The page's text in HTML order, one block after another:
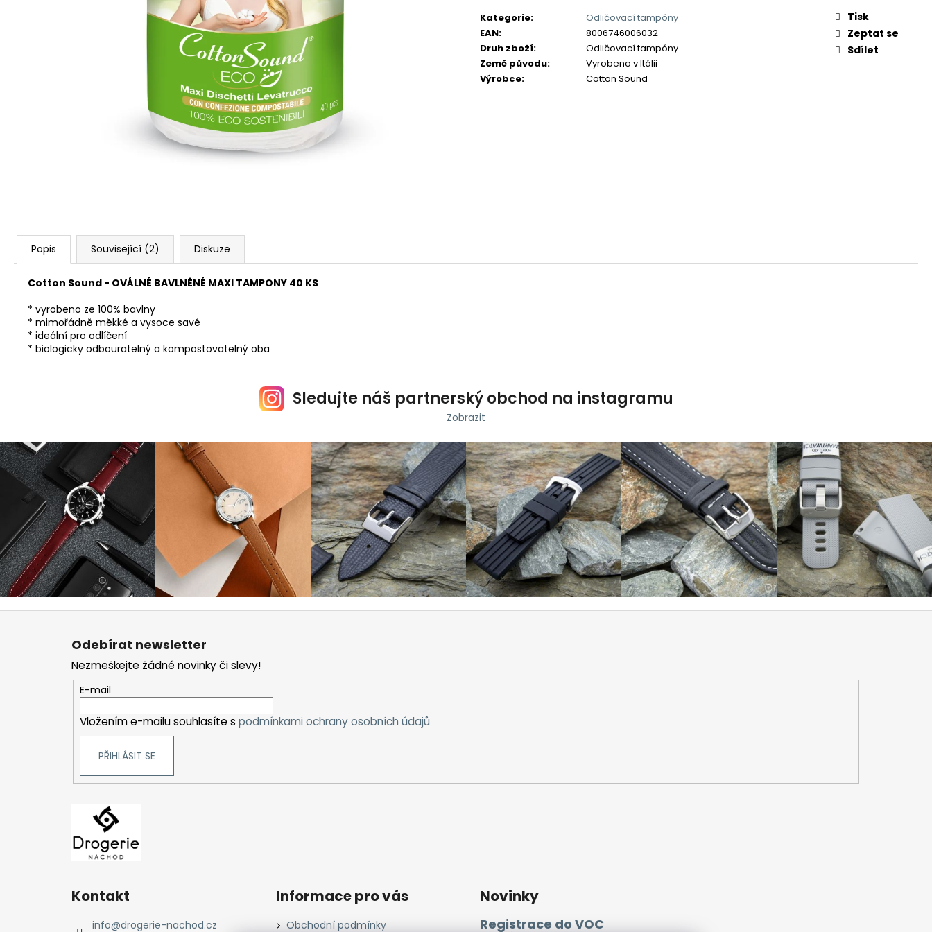
cena:
Kategorie:
Odličovací tampóny
EAN:
8006746006032
Druh zboží:
Odličovací tampóny
Země původu:
Vyrobeno v Itálii
Výrobce: Cotton Sound
Tisk
Zeptat se
Sdílet
Popis Související (2) Diskuze
Cotton Sound - OVÁLNÉ BAVLNĚNÉ MAXI TAMPONY 40 KS
* vyrobeno ze 100% bavlny
* mimořádně měkké a vysoce savé
* ideální pro odlíčení
* biologicky odbouratelný a kompostovatelný oba
Sledujte náš partnerský obchod na instagramu
Zobrazit
Z
Odebírat newsletter
Nezmeškejte žádné novinky či slevy!
E-mail
Vložením e-mailu souhlasíte s podmínkami ochrany osobních údajů
PŘIHLÁSIT SE
Kontakt
info@drogerie-nachod.cz
Informace pro vás
Obchodní podmínky
Novinky
Registrace do VOC